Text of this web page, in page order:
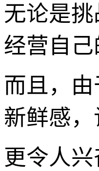
无论是
经营自
而且，
新鲜感
更令人